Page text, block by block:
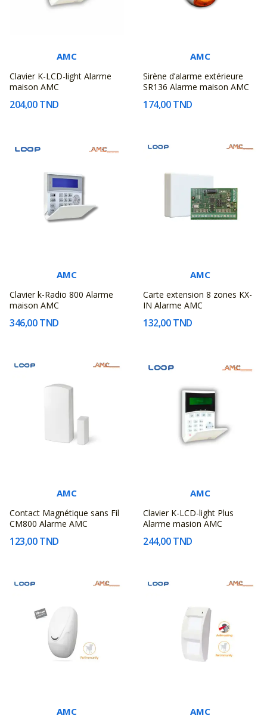
AMC
Clavier K-LCD-light Alarme
maison AMC
204,00 TND
AMC
Sirène d’alarme extérieure
SR136 Alarme maison AMC
174,00 TND
AMC
Clavier k-Radio 800 Alarme
maison AMC
346,00 TND
AMC
Carte extension 8 zones KX-
IN Alarme AMC
132,00 TND
AMC
Contact Magnétique sans Fil
CM800 Alarme AMC
123,00 TND
AMC
Clavier K-LCD-light Plus
Alarme masion AMC
244,00 TND
AMC AMC